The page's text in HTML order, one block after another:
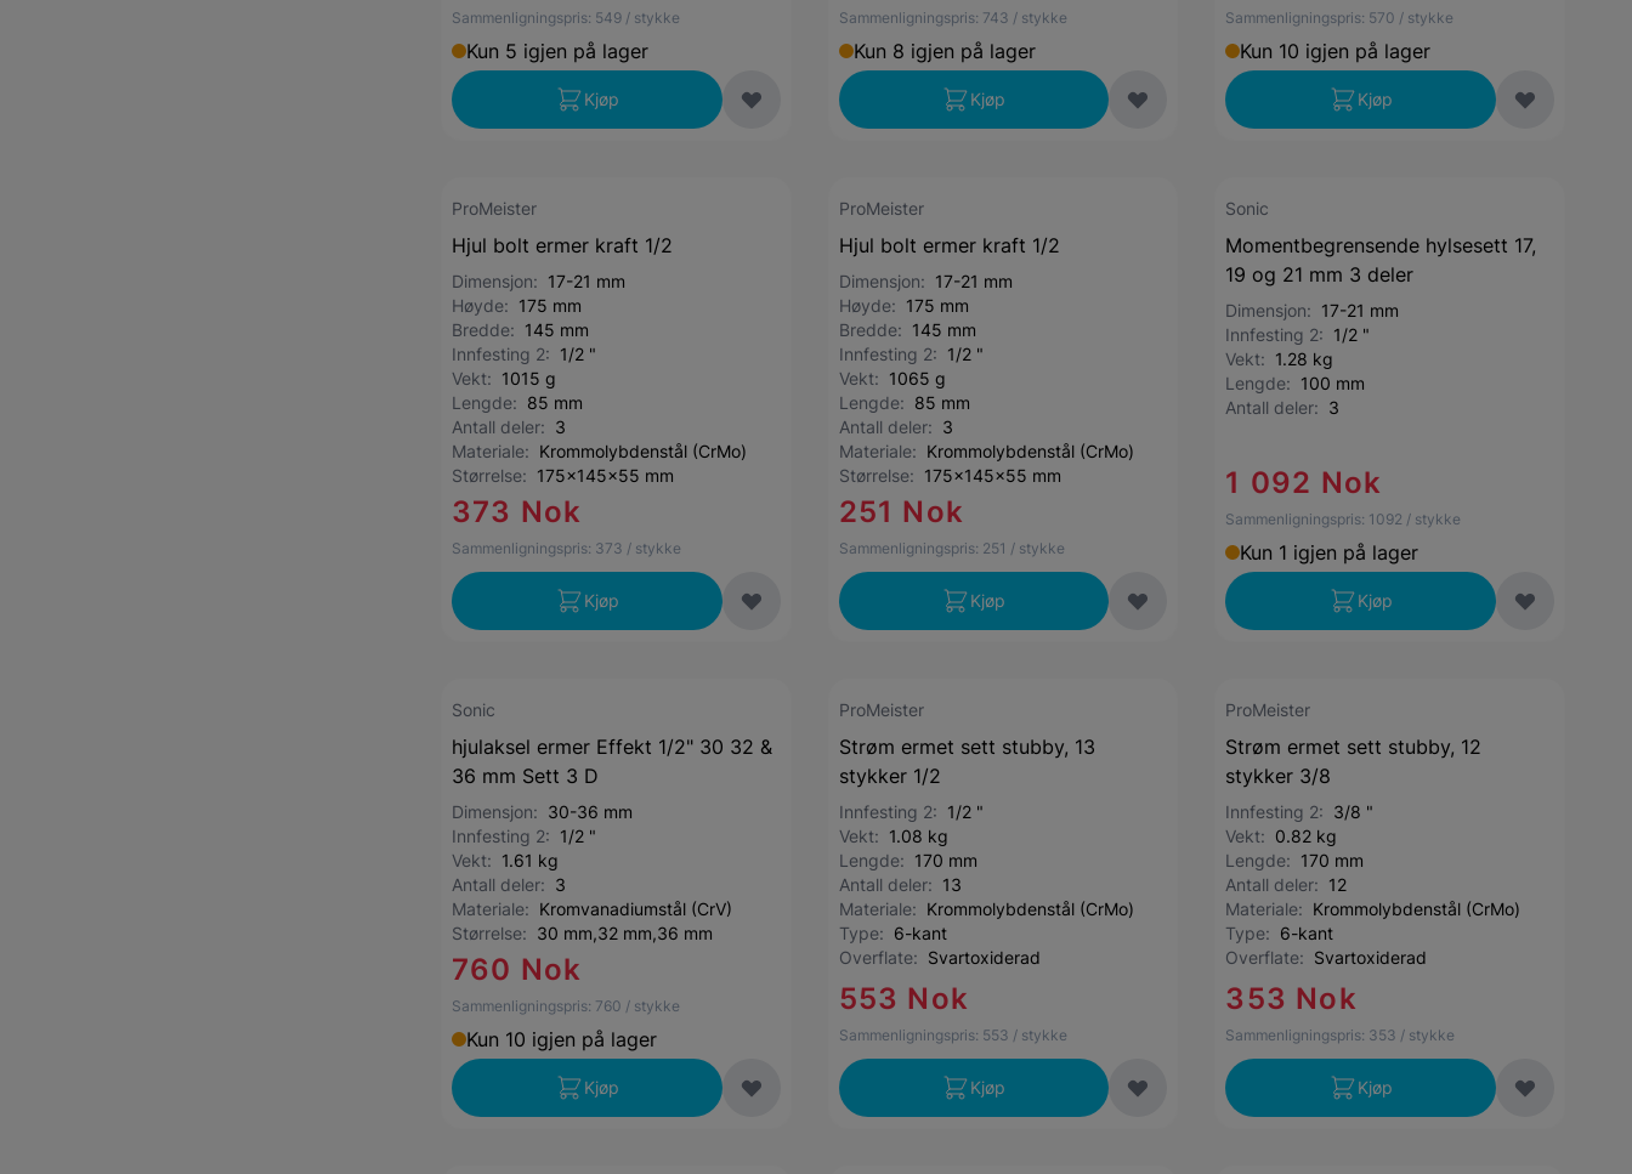
Sammenligningspris: 549 / stykke
Kun 5 igjen på lager
Kjøp
Sammenligningspris: 743 / stykke
Kun 8 igjen på lager
Kjøp
Sammenligningspris: 570 / stykke
Kun 10 igjen på lager
Kjøp
ProMeister
Hjul bolt ermer kraft 1/2
Dimensjon: 17-21 mm
Høyde: 175 mm
Bredde: 145 mm
Innfesting 2: 1/2 "
Vekt: 1015 g
Lengde: 85 mm
Antall deler: 3
Materiale: Krommolybdenstål (CrMo)
Størrelse: 175x145x55 mm
373 Nok
Sammenligningspris: 373 / stykke
Kjøp
ProMeister
Hjul bolt ermer kraft 1/2
Dimensjon: 17-21 mm
Høyde: 175 mm
Bredde: 145 mm
Innfesting 2: 1/2 "
Vekt: 1065 g
Lengde: 85 mm
Antall deler: 3
Materiale: Krommolybdenstål (CrMo)
Størrelse: 175x145x55 mm
251 Nok
Sammenligningspris: 251 / stykke
Kjøp
Sonic
Momentbegrensende hylsesett 17,
19 og 21 mm 3 deler
Dimensjon: 17-21 mm
Innfesting 2: 1/2 "
Vekt: 1.28 kg
Lengde: 100 mm
Antall deler: 3
1 092 Nok
Sammenligningspris: 1092 / stykke
Kun 1 igjen på lager
Kjøp
Sonic
hjulaksel ermer Effekt 1/2" 30 32 &
36 mm Sett 3 D
Dimensjon: 30-36 mm
Innfesting 2: 1/2 "
Vekt: 1.61 kg
Antall deler: 3
Materiale: Kromvanadiumstål (CrV)
Størrelse: 30 mm,32 mm,36 mm
760 Nok
Sammenligningspris: 760 / stykke
Kun 10 igjen på lager
Kjøp
ProMeister
Strøm ermet sett stubby, 13
stykker 1/2
Innfesting 2: 1/2 "
Vekt: 1.08 kg
Lengde: 170 mm
Antall deler: 13
Materiale: Krommolybdenstål (CrMo)
Type: 6-kant
Overflate: Svartoxiderad
553 Nok
Sammenligningspris: 553 / stykke
Kjøp
ProMeister
Strøm ermet sett stubby, 12
stykker 3/8
Innfesting 2: 3/8 "
Vekt: 0.82 kg
Lengde: 170 mm
Antall deler: 12
Materiale: Krommolybdenstål (CrMo)
Type: 6-kant
Overflate: Svartoxiderad
353 Nok
Sammenligningspris: 353 / stykke
Kjøp